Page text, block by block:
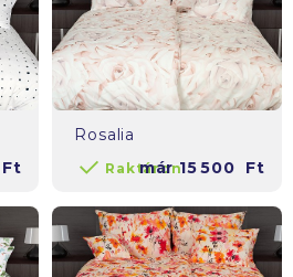
Ft
Rosalia
Raktáron
már15 500 Ft